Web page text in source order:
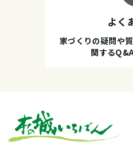
よく
家づくりの疑問や
関する